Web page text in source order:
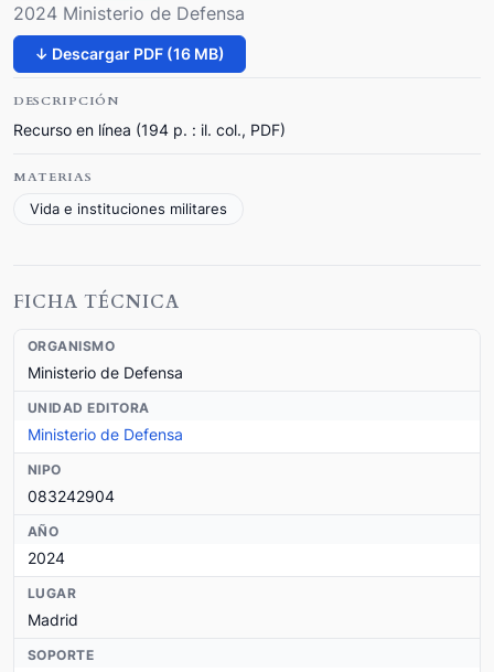
2024 Ministerio de Defensa
↓ Descargar PDF (16 MB)
DESCRIPCIÓN
Recurso en línea (194 p. : il. col., PDF)
MATERIAS
Vida e instituciones militares
FICHA TÉCNICA
ORGANISMO
Ministerio de Defensa
UNIDAD EDITORA
Ministerio de Defensa
NIPO
083242904
AÑO
2024
LUGAR
Madrid
SOPORTE